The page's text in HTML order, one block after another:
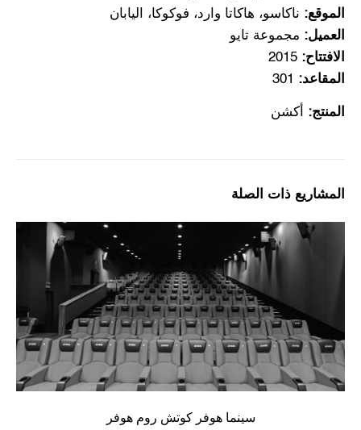
الموقع: ناكاسو، هاكاتا وارد، فوكوكا، اليابان
العميل: مجموعة تايو
الافتتاح:
المقاعد:
المنتج: أكشن
المشاريع ذات الصلة
سينما هوفر كوتش روم هوفر